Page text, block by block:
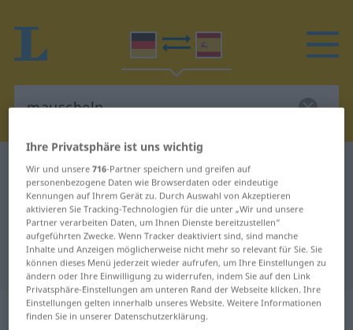
Deutsch-Spanisch Wörterbuch mauscheln
Deutsch-Spanisch Übersetzung für
"mauscheln"
"mauscheln" Spanisch Übersetzung
„mauscheln“: intransitives Verb
Ihre Privatsphäre ist uns wichtig
Wir und unsere716-Partner speichern und greifen auf
personenbezogene Daten wie Browserdaten oder eindeutige
Kennungen auf Ihrem Gerät zu. Durch Auswahl von Akzeptieren
aktivieren Sie Tracking-Technologien für die unter „Wir und unsere
Partner verarbeiten Daten, um Ihnen Dienste bereitzustellen“
aufgeführten Zwecke. Wenn Tracker deaktiviert sind, sind manche
Inhalte und Anzeigen möglicherweise nicht mehr so relevant für Sie. Sie
können dieses Menü jederzeit wieder aufrufen, um Ihre Einstellungen zu
ändern oder Ihre Einwilligung zu widerrufen, indem Sie auf den Link
Privatsphäre-Einstellungen am unteren Rand der Webseite klicken. Ihre
Einstellungen gelten innerhalb unseres Website. Weitere Informationen
finden Sie in unserer Datenschutzerklärung.